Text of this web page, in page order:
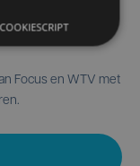
Focus en WTV met